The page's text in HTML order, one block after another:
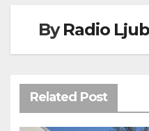
ByRadio
Related Post